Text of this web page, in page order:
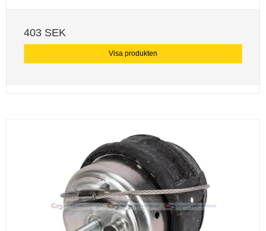
403 SEK
Visa produkten